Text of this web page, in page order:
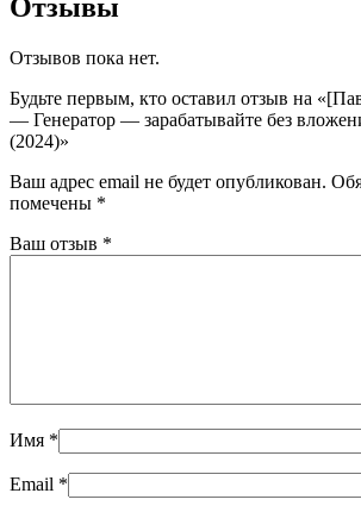
Отзывы
Отзывов пока нет.
Будьте первым, кто оставил отзыв на
— Генератор — зарабатывайте без
(2024)»
Ваш адрес email не будет опубликован.
помечены *
Ваш отзыв *
Имя *
Email *